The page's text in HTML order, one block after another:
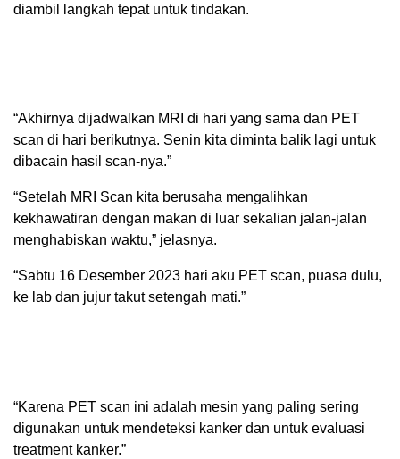
diambil langkah tepat untuk tindakan.
“Akhirnya dijadwalkan MRI di hari yang sama dan PET
scan di hari berikutnya. Senin kita diminta balik lagi untuk
dibacain hasil scan-nya.”
“Setelah MRI Scan kita berusaha mengalihkan
kekhawatiran dengan makan di luar sekalian jalan-jalan
menghabiskan waktu,” jelasnya.
“Sabtu 16 Desember 2023 hari aku PET scan, puasa dulu,
ke lab dan jujur takut setengah mati.”
“Karena PET scan ini adalah mesin yang paling sering
digunakan untuk mendeteksi kanker dan untuk evaluasi
treatment kanker.”